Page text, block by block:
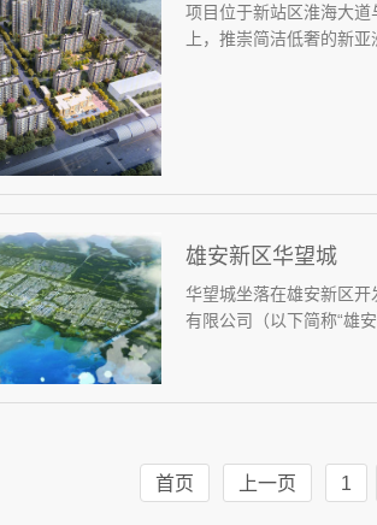
项目位于新站区淮海大
上，推崇简洁低奢的新
雄安新区华望城
华望城坐落在雄安新区
有限公司（以下简称“雄
首页 上一页 1